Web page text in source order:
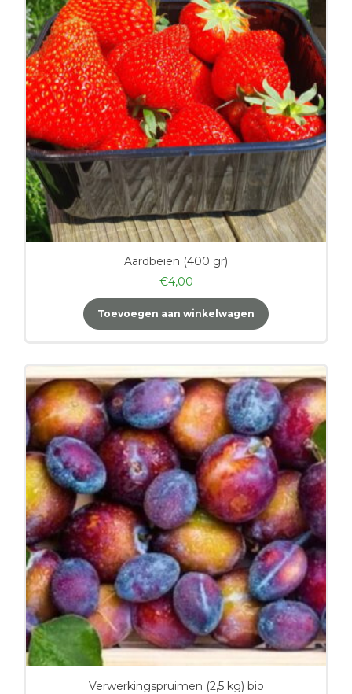
Aardbeien (400 gr)
€4,00
Toevoegen aan winkelwagen
Verwerkingspruimen (2,5 kg) bio